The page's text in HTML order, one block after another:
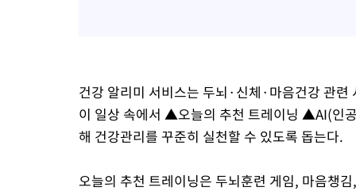
건강 알리미 서비스는 두뇌·신체·마음건강 관
이 일상 속에서 ▲오늘의 추천 트레이닝 ▲AI(인
해 건강관리를 꾸준히 실천할 수 있도록 돕는다.
오늘의 추천 트레이닝은 두뇌훈련 게임, 마음챙